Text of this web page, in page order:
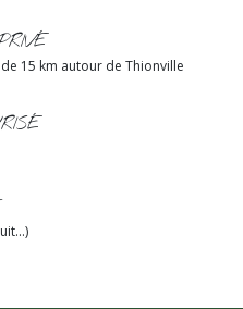
15 km autour de Thionville